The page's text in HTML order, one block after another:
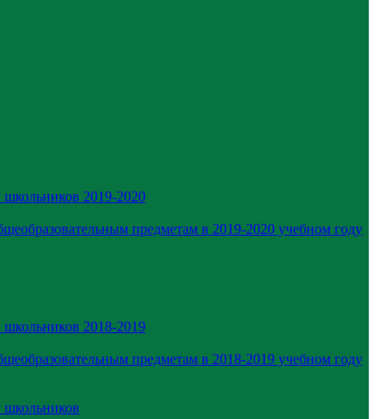
2019-2020
предметам в 2019-2020 учебном году
2018-2019
предметам в 2018-2019 учебном году
школьников